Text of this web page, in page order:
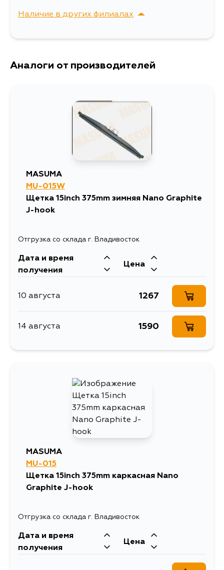
Наличие в других филиалах
г. Владивосток,
Аналоги от производителей
MASUMA
MU-015W
Щетка 15inch 375mm зимняя Nano Graphite
J-hook
Отгрузка со склада г. Владивосток
Дата и время
получения
Цена
10 августа 1267
14 августа 1590
MASUMA
MU-015
Щетка 15inch 375mm каркасная Nano
Graphite J-hook
Отгрузка со склада г. Владивосток
Дата и время
получения
Цена